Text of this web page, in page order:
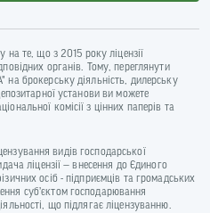
на те, що з 2015 року ліцензії
органів. Тому, переглянути
брокерську діяльність, дилерську
установи ви можете
комісії з цінних паперів та
видів господарської
ліцензії — внесення до Єдиного
осіб - підприємців та громадських
суб’єктом господарювання
що підлягає ліцензуванню.